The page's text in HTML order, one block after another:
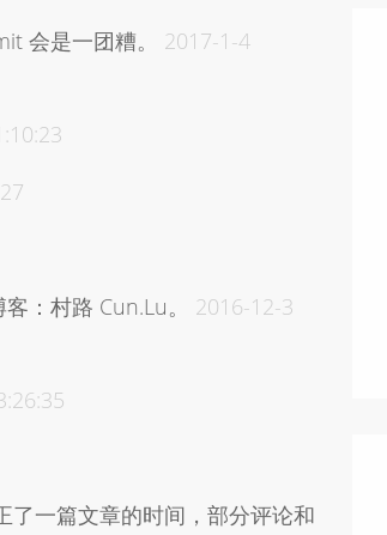
会是一团糟。
2017-1-4
：村路 Cun.Lu。
2016-12-3
了一篇文章的时间，部分评论和